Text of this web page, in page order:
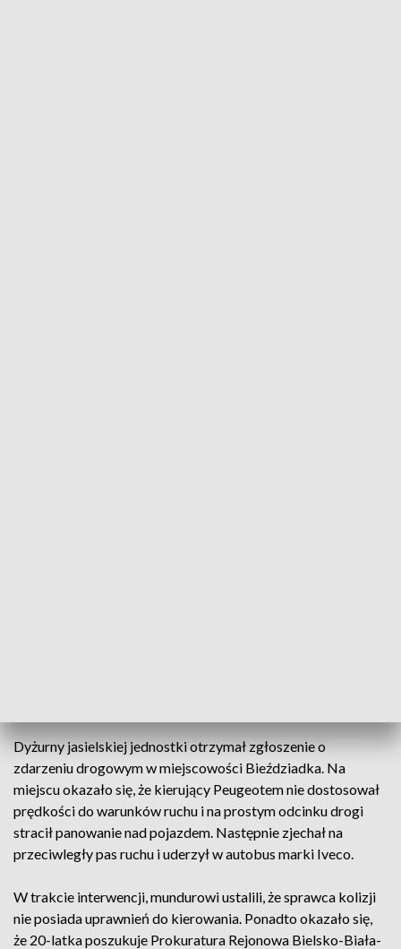
Dyżurny jasielskiej jednostki otrzymał zgłoszenie o
zdarzeniu drogowym w miejscowości Bieździadka. Na
miejscu okazało się, że kierujący Peugeotem nie dostosował
prędkości do warunków ruchu i na prostym odcinku drogi
stracił panowanie nad pojazdem. Następnie zjechał na
przeciwległy pas ruchu i uderzył w autobus marki Iveco.
W trakcie interwencji, mundurowi ustalili, że sprawca kolizji
nie posiada uprawnień do kierowania. Ponadto okazało się,
że 20-latka poszukuje Prokuratura Rejonowa Bielsko-Biała-